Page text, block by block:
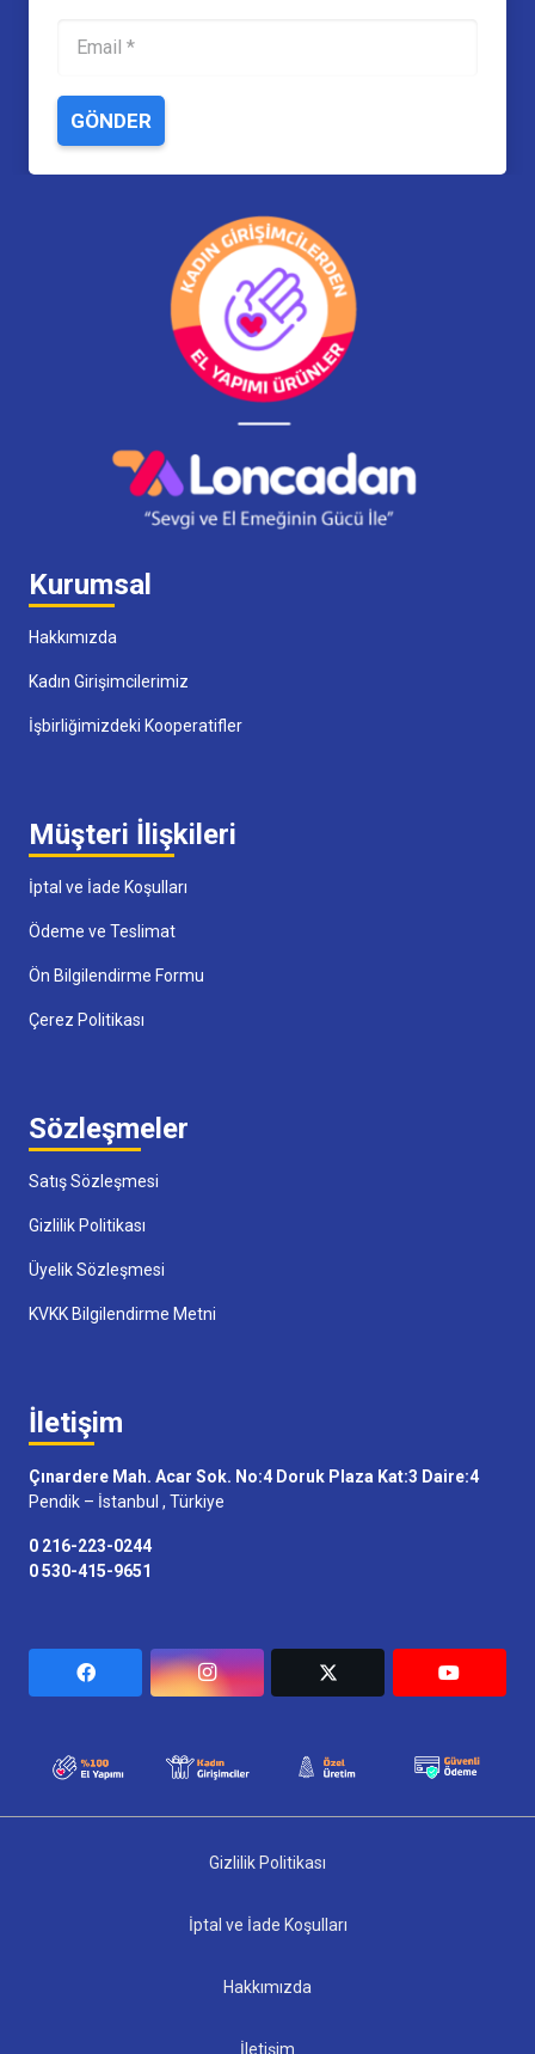
GÖNDER
Kurumsal
Hakkımızda
Kadın Girişimcilerimiz
İşbirliğimizdeki Kooperatifler
Müşteri İlişkileri
İptal ve İade Koşulları
Ödeme ve Teslimat
Ön Bilgilendirme Formu
Çerez Politikası
Sözleşmeler
Satış Sözleşmesi
Gizlilik Politikası
Üyelik Sözleşmesi
KVKK Bilgilendirme Metni
İletişim
Çınardere Mah. Acar Sok. No:4 Doruk Plaza Kat:3 Daire:4
Pendik – İstanbul , Türkiye
0 216-223-0244
0 530-415-9651
Gizlilik Politikası
İptal ve İade Koşulları
Hakkımızda
İletişim